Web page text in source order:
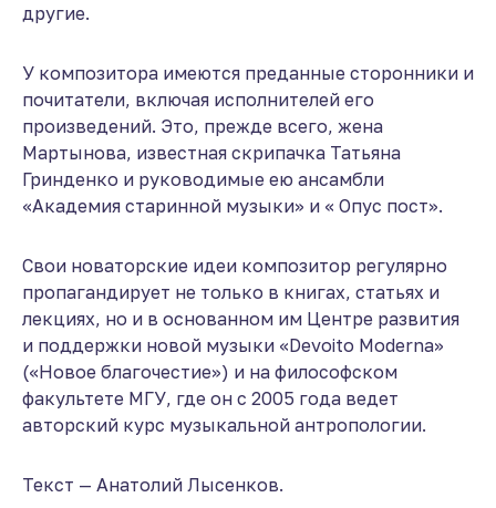
другие.
У композитора имеются преданные сторонники и
почитатели, включая исполнителей его
произведений. Это, прежде всего, жена
Мартынова, известная скрипачка Татьяна
Гринденко и руководимые ею ансамбли
«Академия старинной музыки» и « Опус пост».
Свои новаторские идеи композитор регулярно
пропагандирует не только в книгах, статьях и
лекциях, но и в основанном им Центре развития
и поддержки новой музыки «Devoito Moderna»
(«Новое благочестие») и на философском
факультете МГУ, где он с 2005 года ведет
авторский курс музыкальной антропологии.
Текст — Анатолий Лысенков.